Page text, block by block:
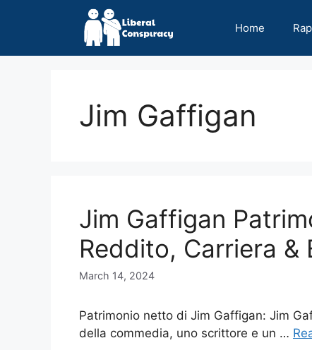
Home
Jim Gaffigan
Jim Gaffigan
Reddito, Carriera &
March 14, 2024
Patrimonio netto di Jim Gaffigan: Jim
della commedia, uno scrittore e un …